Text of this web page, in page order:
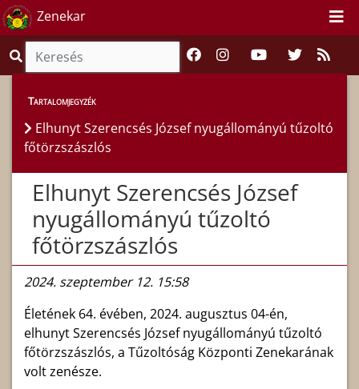
Zenekar
Híreink > Hírek
Tartalomjegyzék
Elhunyt Szerencsés József nyugállományú tűzoltó
főtörzszászlós
Elhunyt Szerencsés József
nyugállományú tűzoltó
főtörzszászlós
2024. szeptember 12. 15:58
Életének 64. évében, 2024. augusztus 04-én,
elhunyt Szerencsés József nyugállományú tűzoltó
főtörzszászlós, a Tűzoltóság Központi Zenekarának
volt zenésze.